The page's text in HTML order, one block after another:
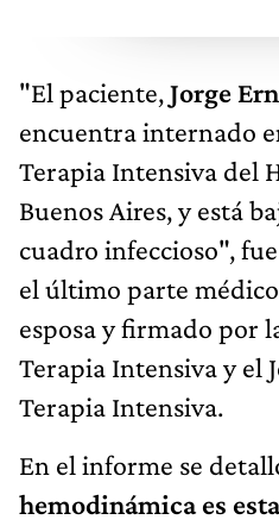
"El paciente,Jorge
encuentra internado
Terapia Intensiva del
Buenos Aires, y está
cuadro infeccioso",
el último parte
esposa y firmado por
Terapia Intensiva y el
Terapia Intensiva.
En el informe se
hemodinámica es